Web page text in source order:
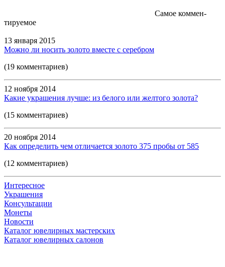
Самое коммен-
тируемое
13 января 2015
Можно ли носить золото вместе с серебром
(19 комментариев)
12 ноября 2014
Какие украшения лучше: из белого или желтого золота?
(15 комментариев)
20 ноября 2014
Как определить чем отличается золото 375 пробы от 585
(12 комментариев)
Интересное
Украшения
Консультации
Монеты
Новости
Каталог ювелирных мастерских
Каталог ювелирных салонов